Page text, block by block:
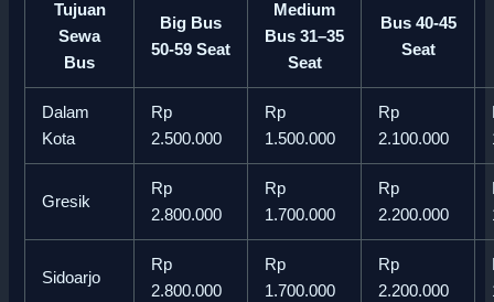
Tujuan
Sewa
Bus
Big Bus
50-59 Seat
Medium
Bus 31–35
Seat
Bus 40-45
Seat
Dalam
Kota
Rp
2.500.000
Rp
1.500.000
Rp
2.100.000
Gresik
Rp
2.800.000
Rp
1.700.000
Rp
2.200.000
Sidoarjo
Rp
2.800.000
Rp
1.700.000
Rp
2.200.000